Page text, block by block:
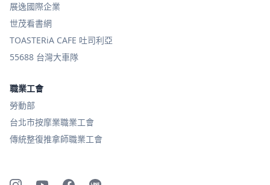
展逸國際企業
世茂看書網
TOASTERiA CAFE 吐司利亞
55688 台灣大車隊
職業工會
勞動部
台北市按摩業職業工會
傳統整復推拿師職業工會